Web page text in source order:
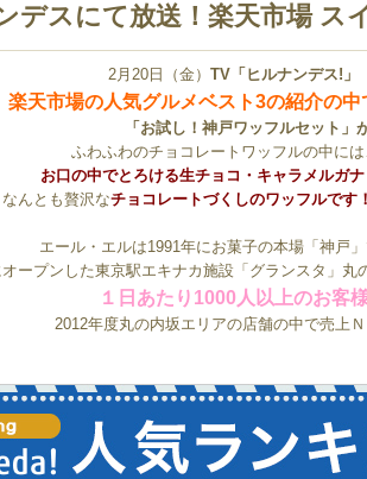
デスにて放送！楽天市場 ス
2月20日（金） TV「ヒルナンデス!」
楽天市場の人気グルメベスト3の紹介の
「お試し！神戸ワッフルセット」
ふわふわのチョコレートワッフルの中に
お口の中でとろける生チョコ・キャラメルガ
なんとも贅沢なチョコレートづくしのワッフルです
エール・エルは1991年にお菓子の本場「神戸
ープンした東京駅エキナカ施設「グランスタ」
１日あたり1000人以上のお客
2012年度丸の内坂エリアの店舗の中で売上